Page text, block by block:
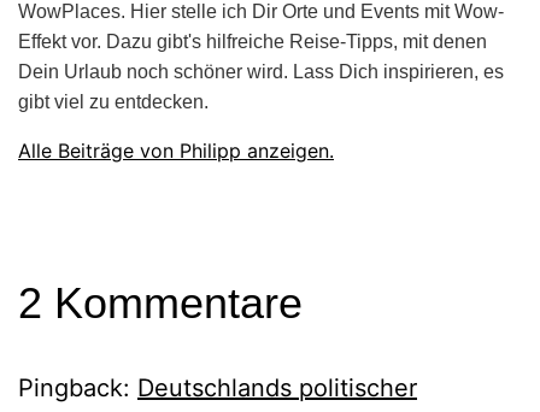
WowPlaces. Hier stelle ich Dir Orte und Events mit Wow-
Effekt vor. Dazu gibt's hilfreiche Reise-Tipps, mit denen
Dein Urlaub noch schöner wird. Lass Dich inspirieren, es
gibt viel zu entdecken.
Alle Beiträge von Philipp anzeigen.
2 Kommentare
Pingback: Deutschlands politischer